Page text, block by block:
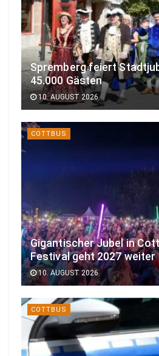
Spremberg feiert
45.000 Gästen
10. AUGUST 2026
COTTBUS
Gigantischer Jubel in
Festival geht 2027 weiter
10. AUGUST 2026
COTTBUS